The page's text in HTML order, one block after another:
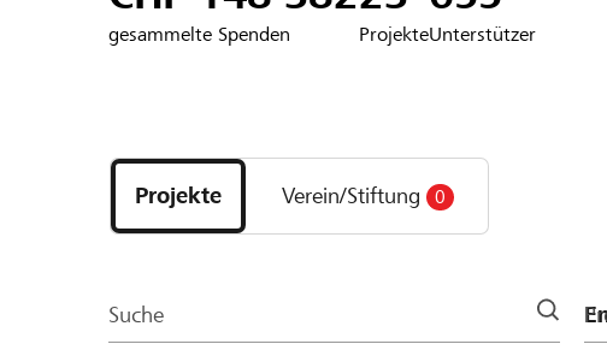
gesammelte Spenden ProjekteUnterstützer
Projekte
und
Organisationen
Projekte Verein/Stiftung 0
Suche